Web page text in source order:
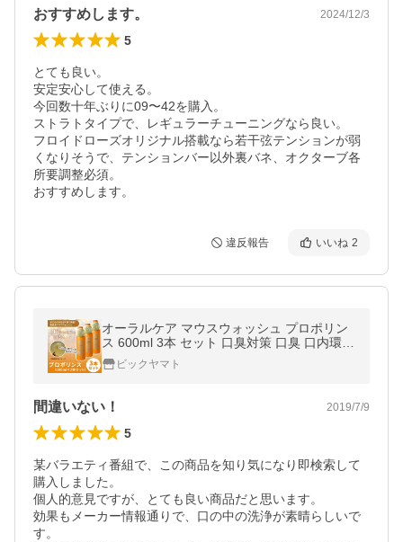
おすすめします。 2024/12/3
5
とても良い。
安定安心して使える。
今回数十年ぶりに09〜42を購入。
ストラトタイプで、レギュラーチューニングなら良い。
フロイドローズオリジナル搭載なら若干弦テンションが弱
くなりそうで、テンションバー以外裏バネ、オクターブ各
所要調整必須。
おすすめします。
違反報告 いいね 2
オーラルケア マウスウォッシュ プロポリン
ス 600ml 3本 セット 口臭対策 口臭 口内環境
改善 低刺激 送料無料 累計4500万本突破 セ
ール sale ピエラス
ビックヤマト
間違いない！ 2019/7/9
5
某バラエティ番組で、この商品を知り気になり即検索して
購入しました。
個人的意見ですが、とても良い商品だと思います。
効果もメーカー情報通りで、口の中の洗浄が素晴らしいで
す。